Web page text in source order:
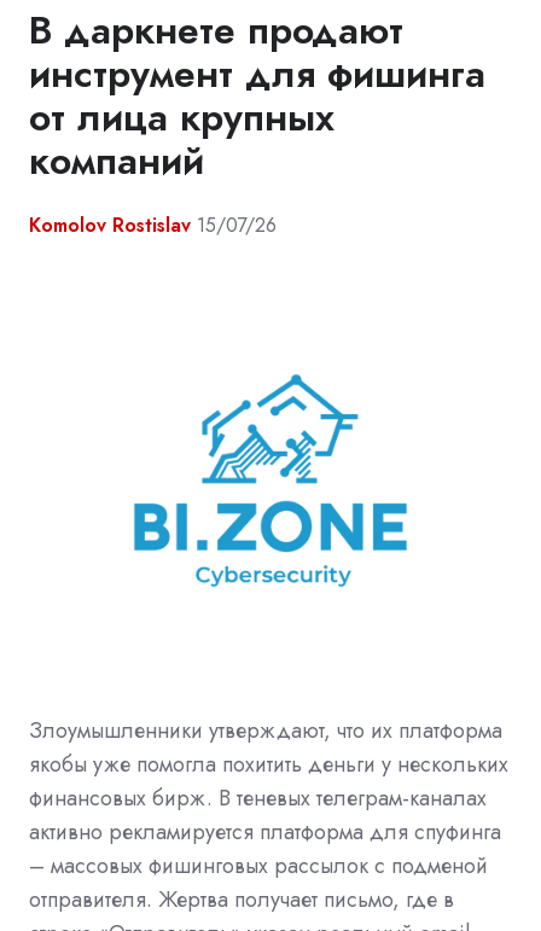
В даркнете продают
инструмент для фишинга
от лица крупных
компаний
Komolov Rostislav 15/07/26
Злоумышленники утверждают, что их платформа
якобы уже помогла похитить деньги у нескольких
финансовых бирж. В теневых телеграм-каналах
активно рекламируется платформа для спуфинга
– массовых фишинговых рассылок с подменой
отправителя. Жертва получает письмо, где в